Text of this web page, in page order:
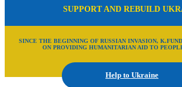
SUPPORT AND REBUILD
SINCE THE BEGINNING OF RUSSIAN INVASION,
ON PROVIDING HUMANITARIAN AID TO
Help to Ukraine